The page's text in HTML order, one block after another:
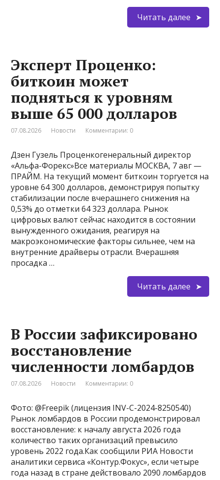
Читать далее
Эксперт Проценко:
биткоин может
подняться к уровням
выше 65 000 долларов
07.08.2026 Новости Комментарии: 0
Дзен Гузель Проценкогенеральный директор
«Альфа-Форекс»Все материалы МОСКВА, 7 авг —
ПРАЙМ. На текущий момент биткоин торгуется на
уровне 64 300 долларов, демонстрируя попытку
стабилизации после вчерашнего снижения на
0,53% до отметки 64 323 доллара. Рынок
цифровых валют сейчас находится в состоянии
вынужденного ожидания, реагируя на
макроэкономические факторы сильнее, чем на
внутренние драйверы отрасли. Вчерашняя
просадка …
Читать далее
В России зафиксировано
восстановление
численности ломбардов
07.08.2026 Новости Комментарии: 0
Фото: @Freepik (лицензия INV-C-2024-8250540)
Рынок ломбардов в России продемонстрировал
восстановление: к началу августа 2026 года
количество таких организаций превысило
уровень 2022 года.Как сообщили РИА Новости
аналитики сервиса «Контур.Фокус», если четыре
года назад в стране действовало 2090 ломбардов